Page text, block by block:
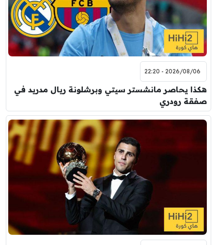
2026/08/06 - 22:20
هكذا يحاصر مانشستر سيتي وبرشلونة ريال مدريد في
صفقة رودري